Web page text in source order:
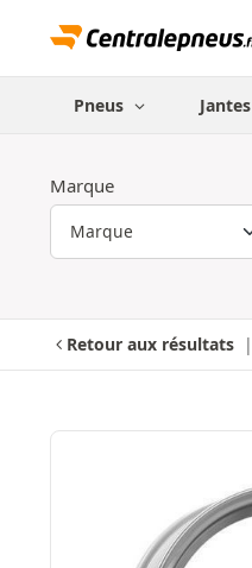
Pneus Jantes
Marque
Retour aux résultats